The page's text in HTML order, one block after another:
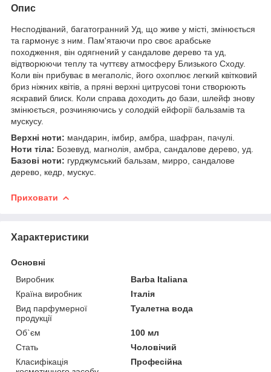
Опис
Несподіваний, багатогранний Уд, що живе у місті, змінюється
та гармонує з ним. Пам'ятаючи про своє арабське
походження, він одягнений у сандалове дерево та уд,
відтворюючи теплу та чуттєву атмосферу Близького Сходу.
Коли він прибуває в мегаполіс, його охоплює легкий квітковий
бриз ніжних квітів, а пряні верхні цитрусові тони створюють
яскравий блиск. Коли справа доходить до бази, шлейф знову
змінюється, розчиняючись у солодкій ейфорії бальзамів та
мускусу.
Верхні ноти: мандарин, імбир, амбра, шафран, пачулі.
Ноти тіла: Бозевуд, магнолія, амбра, сандалове дерево, уд.
Базові ноти: гурджумський бальзам, мирро, сандалове
дерево, кедр, мускус.
Приховати
Характеристики
Основні
Виробник
Barba Italiana
Країна виробник
Італія
Вид парфумерної
продукції
Туалетна вода
Об`єм
100 мл
Стать
Чоловічий
Класифікація
Професійна